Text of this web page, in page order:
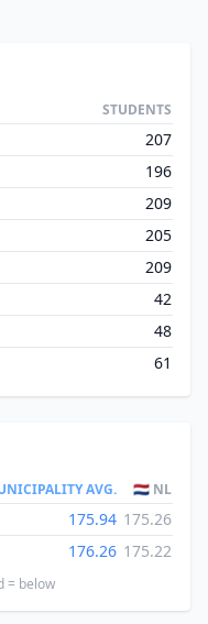
STUDENTS
207
196
209
205
209
42
48
61
AVG. 🇳🇱 NL
175.94 175.26
176.26 175.22
= below